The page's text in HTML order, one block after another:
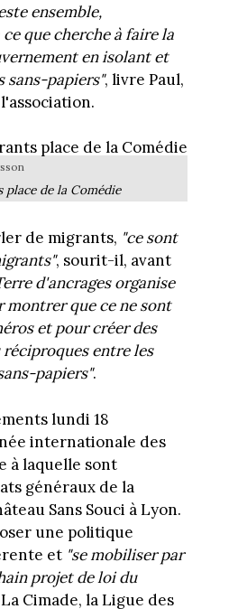
ensemble,
que cherche à faire la
en isolant et
sans-papiers", livre Paul,
place de la Comédie
de migrants, "ce sont
, sourit-il, avant
d'ancrages organise
montrer que ce ne sont
et pour créer des
entre les
papiers".
lundi 18
internationale des
à laquelle sont
généraux de la
Sans Souci à Lyon.
une politique
et "se mobiliser par
projet de loi du
Cimade, la Ligue des